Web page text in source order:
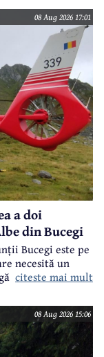
08 Aug 2026 17:01
a doi
din Bucegi
Bucegi este pe
necesită un
specifică.
citeste mai mult
08 Aug 2026 15:06